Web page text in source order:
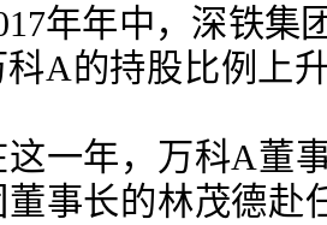
年年中，深铁
A的持股比例上
年，万科A董事
事长的林茂德赴